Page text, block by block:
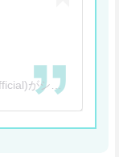
ソシエ・ワールド【公式】(@socie_official)がシェアした投稿